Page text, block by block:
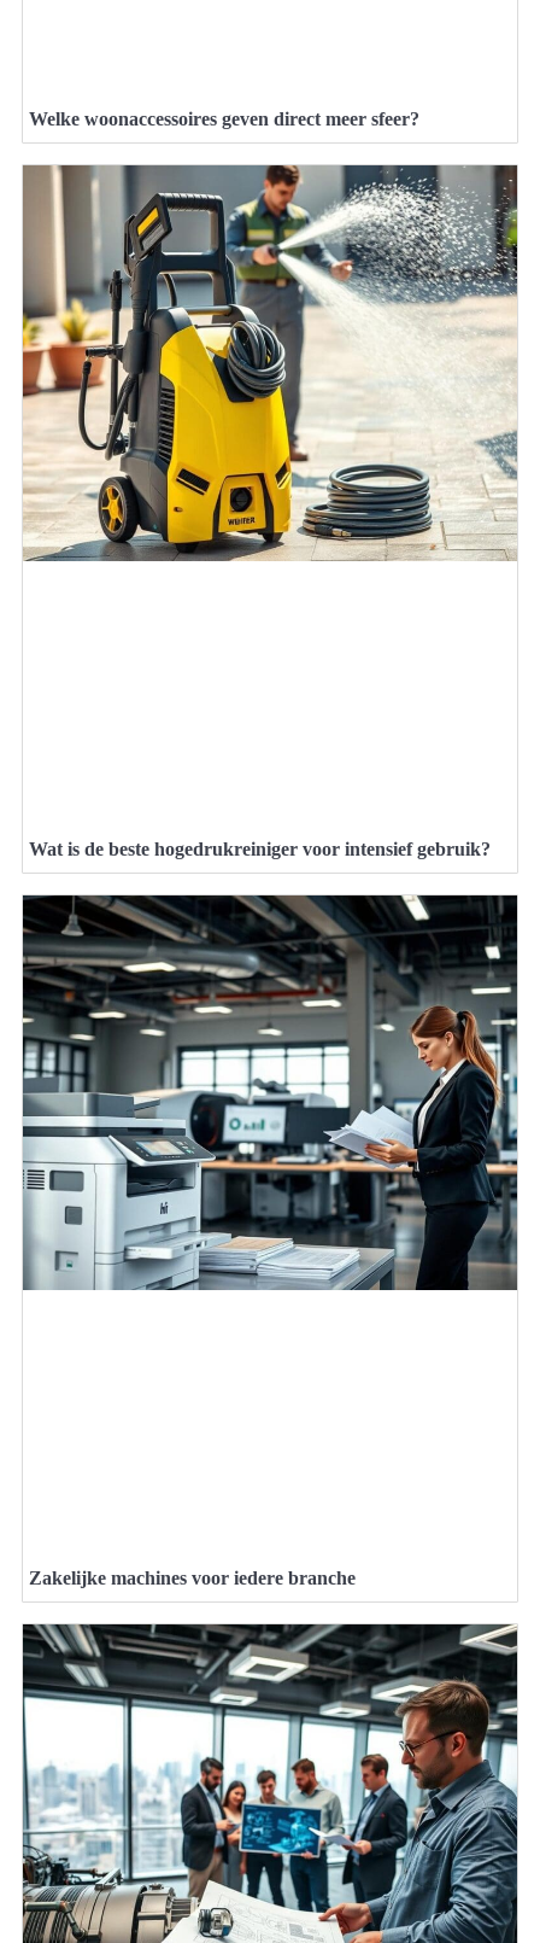
Welke woonaccessoires geven direct meer sfeer?
Wat is de beste hogedrukreiniger voor intensief gebruik?
Zakelijke machines voor iedere branche